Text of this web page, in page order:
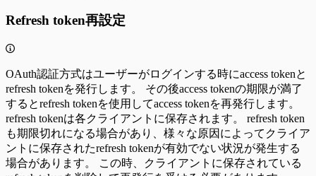
Refresh token再設定
OAuth認証方式はユーザーがログインする時にaccess tokenと
refresh tokenを発行します。 その後access tokenの期限が満了
するとrefresh tokenを使用してaccess tokenを再発行します。
refresh tokenは各クライアントに保存されます。 refresh token
も期限切れになる場合があり、様々な原因によってクライア
ントに保存されたrefresh tokenが有効でない状況が発生する
場合があります。 この時、クライアントに保存されている